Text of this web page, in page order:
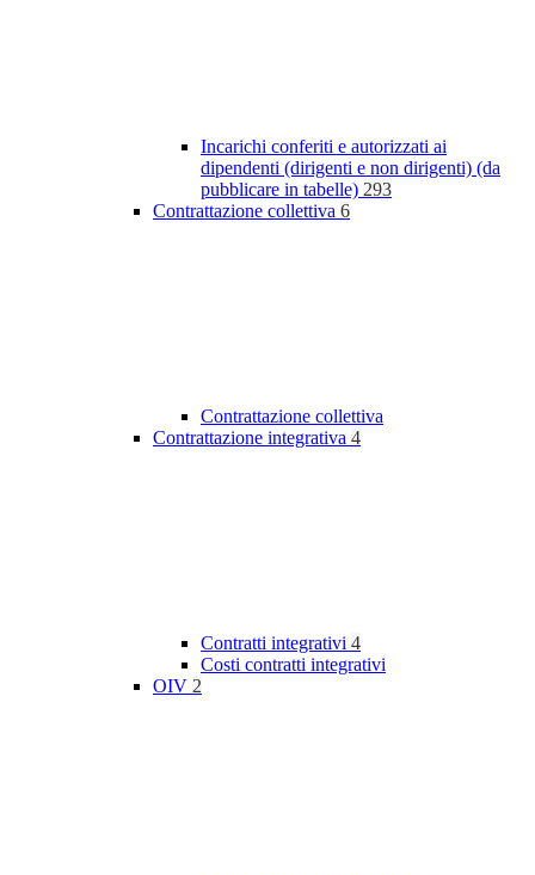
Incarichi conferiti e autorizzati ai
dipendenti (dirigenti e non dirigenti) (da
pubblicare in tabelle) 293
Contrattazione collettiva 6
Contrattazione collettiva
Contrattazione integrativa 4
Contratti integrativi 4
Costi contratti integrativi
OIV 2